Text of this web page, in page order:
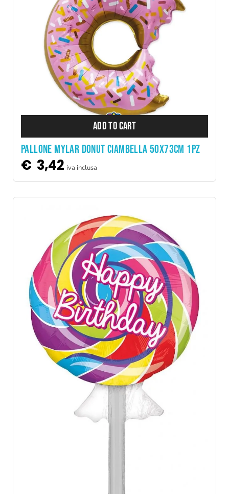
ADD TO CART
PALLONE MYLAR DONUT CIAMBELLA 50x73CM 1PZ
€ 3,42 iva inclusa